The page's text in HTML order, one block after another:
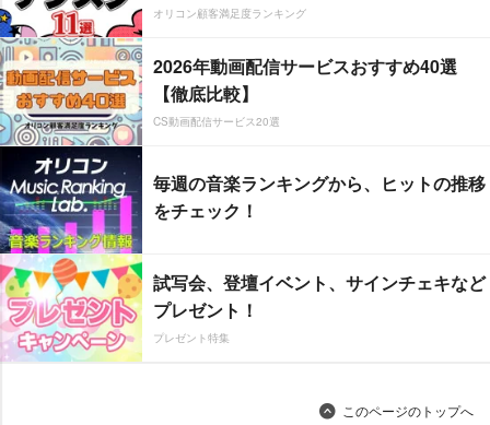
オリコン顧客満足度ランキング
2026年動画配信サービスおすすめ40選
【徹底比較】
CS動画配信サービス20選
毎週の音楽ランキングから、ヒットの推移
をチェック！
試写会、登壇イベント、サインチェキなど
プレゼント！
プレゼント特集
このページのトップへ